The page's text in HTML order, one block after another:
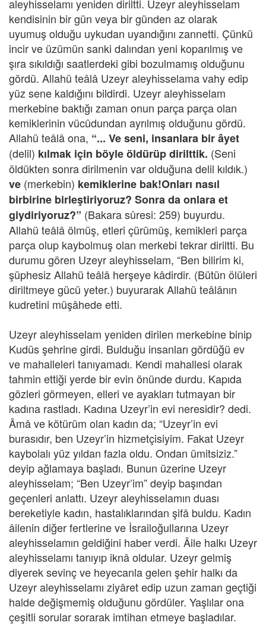
aleyhisselamı yeniden diriltti. Uzeyr aleyhisselam
kendisinin bir gün veya bir günden az olarak
uyumuş olduğu uykudan uyandığını zannetti. Çünkü
incir ve üzümün sanki dalından yeni koparılmış ve
şıra sıkıldığı saatlerdeki gibi bozulmamış olduğunu
gördü. Allahü teâlâ Uzeyr aleyhisselama vahy edip
yüz sene kaldığını bildirdi. Uzeyr aleyhisselam
merkebine baktığı zaman onun parça parça olan
kemiklerinin vücûdundan ayrılmış olduğunu gördü.
Allahü teâlâ ona, “... Ve seni, insanlara bir âyet
(delil) kılmak için böyle öldürüp dirilttik. (Seni
öldükten sonra dirilmenin var olduğuna delil kıldık.)
ve (merkebin) kemiklerine bak!Onları nasıl
birbirine birleştiriyoruz? Sonra da onlara et
giydiriyoruz?” (Bakara sûresi: 259) buyurdu.
Allahü teâlâ ölmüş, etleri çürümüş, kemikleri parça
parça olup kaybolmuş olan merkebi tekrar diriltti. Bu
durumu gören Uzeyr aleyhisselam, “Ben bilirim ki,
şüphesiz Allahü teâlâ herşeye kâdirdir. (Bütün ölüleri
diriltmeye gücü yeter.) buyurarak Allahü teâlânın
kudretini müşâhede etti.
Uzeyr aleyhisselam yeniden dirilen merkebine binip
Kudüs şehrine girdi. Bulduğu insanları gördüğü ev
ve mahalleleri tanıyamadı. Kendi mahallesi olarak
tahmin ettiği yerde bir evin önünde durdu. Kapıda
gözleri görmeyen, elleri ve ayakları tutmayan bir
kadına rastladı. Kadına Uzeyr’in evi neresidir? dedi.
Âmâ ve kötürüm olan kadın da; “Uzeyr’in evi
burasıdır, ben Uzeyr’in hizmetçisiyim. Fakat Uzeyr
kaybolalı yüz yıldan fazla oldu. Ondan ümitsiziz.”
deyip ağlamaya başladı. Bunun üzerine Uzeyr
aleyhisselam; “Ben Uzeyr’im” deyip başından
geçenleri anlattı. Uzeyr aleyhisselamın duası
bereketiyle kadın, hastalıklarından şifâ buldu. Kadın
âilenin diğer fertlerine ve İsrailoğullarına Uzeyr
aleyhisselamın geldiğini haber verdi. Âile halkı Uzeyr
aleyhisselamı tanıyıp iknâ oldular. Uzeyr gelmiş
diyerek sevinç ve heyecanla gelen şehir halkı da
Uzeyr aleyhisselamı ziyâret edip uzun zaman geçtiği
halde değişmemiş olduğunu gördüler. Yaşlılar ona
çeşitli sorular sorarak imtihan etmeye başladılar.